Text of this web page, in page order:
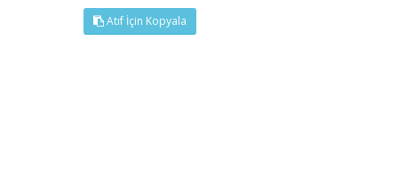
Atıf İçin Kopyala